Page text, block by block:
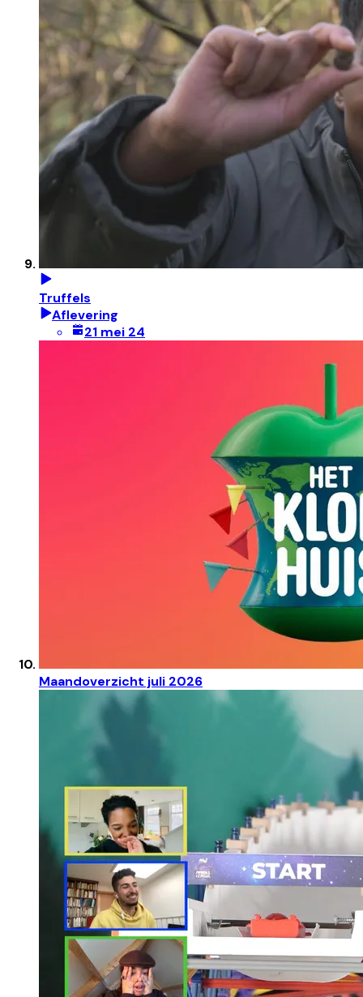
Truffels
Aflevering
21 mei 24
Maandoverzicht juli 2026